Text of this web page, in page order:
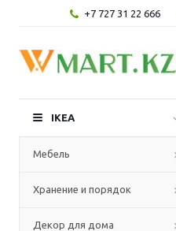
+7 727 31 22 666
IKEA
Мебель
Хранение и порядок
Декор для дома